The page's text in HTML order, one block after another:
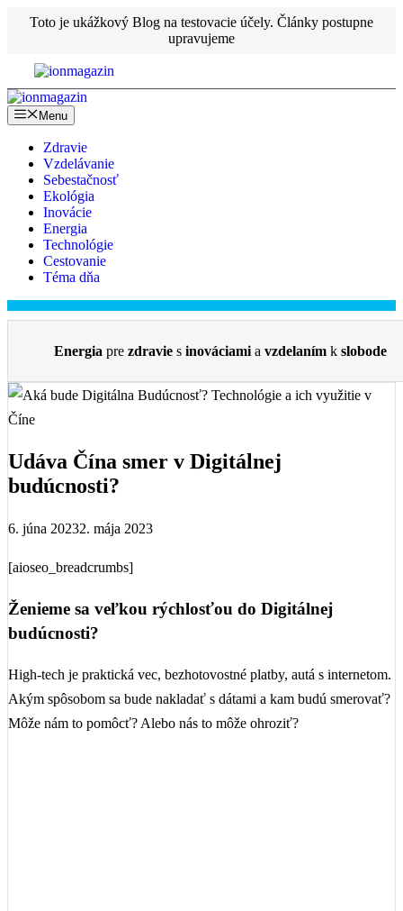
Preskočiť
Toto je ukážkový Blog na testovacie účely. Články postupne
upravujeme
Menu
Zdravie
Vzdelávanie
Sebestačnosť
Ekológia
Inovácie
Energia
Technológie
Cestovanie
Téma dňa
Energia pre zdravie s inováciami a vzdelaním k slobode
Udáva Čína smer v Digitálnej
budúcnosti?
6. júna 20232. mája 2023
[aioseo_breadcrumbs]
Ženieme sa veľkou rýchlosťou do Digitálnej
budúcnosti?
High-tech je praktická vec, bezhotovostné platby, autá s internetom.
Akým spôsobom sa bude nakladať s dátami a kam budú smerovať?
Môže nám to pomôcť? Alebo nás to môže ohroziť?